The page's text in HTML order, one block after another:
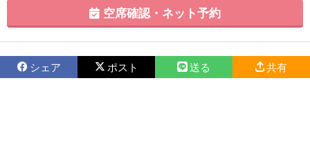
空席確認・ネット予約
シェア ポスト 送る 共有